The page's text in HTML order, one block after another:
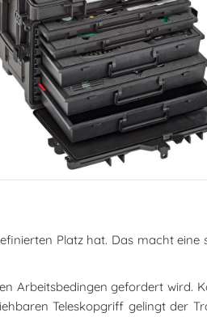
Platz hat. Das macht eine
Arbeitsbedingen gefordert wird.
Teleskopgriff gelingt der